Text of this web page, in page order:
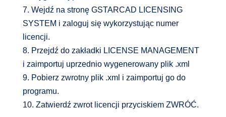
7. Wejdź na stronę GSTARCAD LICENSING
SYSTEM i zaloguj się wykorzystując numer
licencji.
8. Przejdź do zakładki LICENSE MANAGEMENT
i zaimportuj uprzednio wygenerowany plik .xml
9. Pobierz zwrotny plik .xml i zaimportuj go do
programu.
10. Zatwierdź zwrot licencji przyciskiem ZWRÓĆ.